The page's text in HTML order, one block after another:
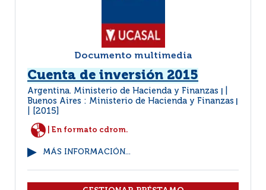
Documento multimedia
Cuenta de inversión 2015
Argentina. Ministerio de Hacienda y Finanzas
Buenos Aires : Ministerio de Hacienda y Finanzas
[2015]
| En formato cdrom.
MÁS INFORMACIÓN...